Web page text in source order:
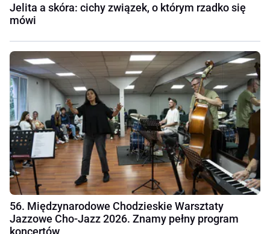
Jelita a skóra: cichy związek, o którym rzadko się
mówi
56. Międzynarodowe Chodzieskie Warsztaty
Jazzowe Cho-Jazz 2026. Znamy pełny program
koncertów